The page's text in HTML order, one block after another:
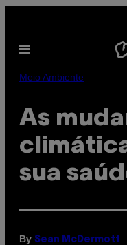
content
Open
Meio Ambiente
As
sua
By Sean McDermott